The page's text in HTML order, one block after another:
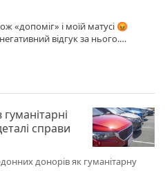
«допоміг» і моїй матусі 😡
відгук за нього.
справи
донорів як гуманітарну